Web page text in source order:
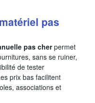
pas
pas cherpermet
sans se ruiner,
de tester
prix bas facilitent
associations et